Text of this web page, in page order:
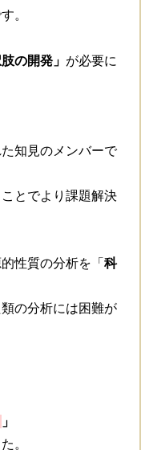
。
の開発」 が必要に
知見のメンバーで
とでより課題解決
性質の分析を「科
の分析には困難が
」
。